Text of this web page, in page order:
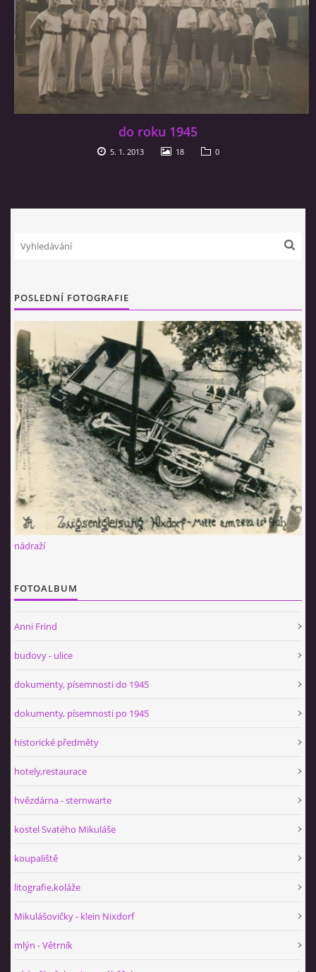
do roku 1945
5. 1. 2013 18 0
POSLEDNÍ FOTOGRAFIE
nádraží
FOTOALBUM
Anni Frind
budovy - ulice
dokumenty, písemnosti do 1945
dokumenty, písemnosti po 1945
historické předměty
hotely,restaurace
hvězdárna - sternwarte
kostel Svatého Mikuláše
koupaliště
litografie,koláže
Mikulášovičky - klein Nixdorf
mlýn - Větrník